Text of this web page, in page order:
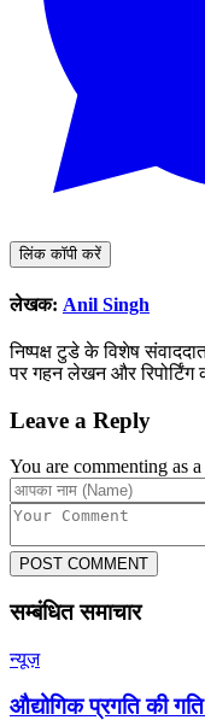
लिंक कॉपी करें
लेखक: Anil Singh
निष्पक्ष टुडे के विशेष
पर गहन लेखन और रिपोर्टिंग
Leave a Reply
You are commenting as
POST COMMENT
सम्बंधित समाचार
न्यूज़
औद्योगिक प्रगति की